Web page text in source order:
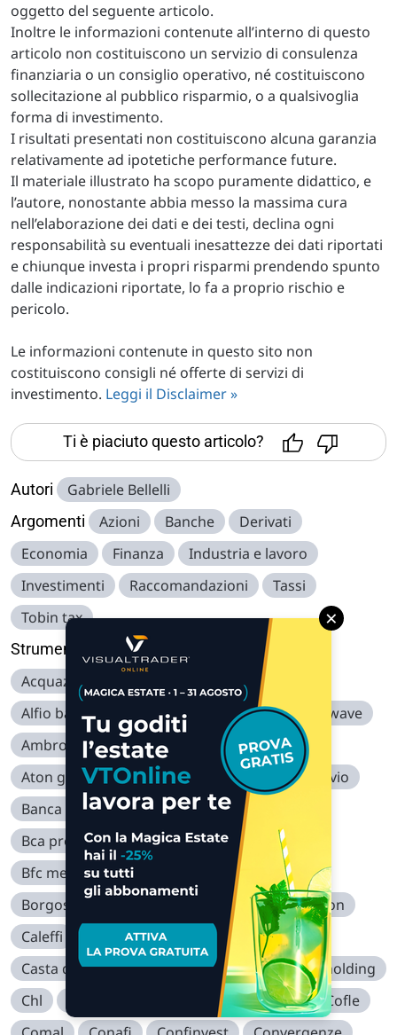
oggetto del seguente articolo.
Inoltre le informazioni contenute all’interno di questo
articolo non costituiscono un servizio di consulenza
finanziaria o un consiglio operativo, né costituiscono
sollecitazione al pubblico risparmio, o a qualsivoglia
forma di investimento.
I risultati presentati non costituiscono alcuna garanzia
relativamente ad ipotetiche performance future.
Il materiale illustrato ha scopo puramente didattico, e
l’autore, nonostante abbia messo la massima cura
nell’elaborazione dei dati e dei testi, declina ogni
responsabilità su eventuali inesattezze dei dati riportati
e chiunque investa i propri risparmi prendendo spunto
dalle indicazioni riportate, lo fa a proprio rischio e
pericolo.
Le informazioni contenute in questo sito non
costituiscono consigli né offerte di servizi di
investimento. Leggi il Disclaimer »
Ti è piaciuto questo articolo?
Autori Gabriele Bellelli
Argomenti Azioni Banche
Derivati
Economia
Finanza
Industria e lavoro
Investimenti
Raccomandazioni
Tassi
Tobin tax
Strumenti A.b.p. nocivelli
Abitare in
Acquazzurra
Ala
Alfio bardolla
Algowatt Alkemy
Almawave
Ambromobiliare
Aquafil
Askoll eva
Aton green storage
Autostrade merid
Avio
Banca sistema
Basicnet
Bastogi spa
Bca profilo
Bco desio brianza
Beghelli
Bfc media
Bialetti industrie
Bioera
Borgosesia
Cairo communication
Caleffi
Caltagirone edit
Casasold
Casta diva group
Cellularline
Cementir holding
Chl
Cleanbnb
Cofle
×